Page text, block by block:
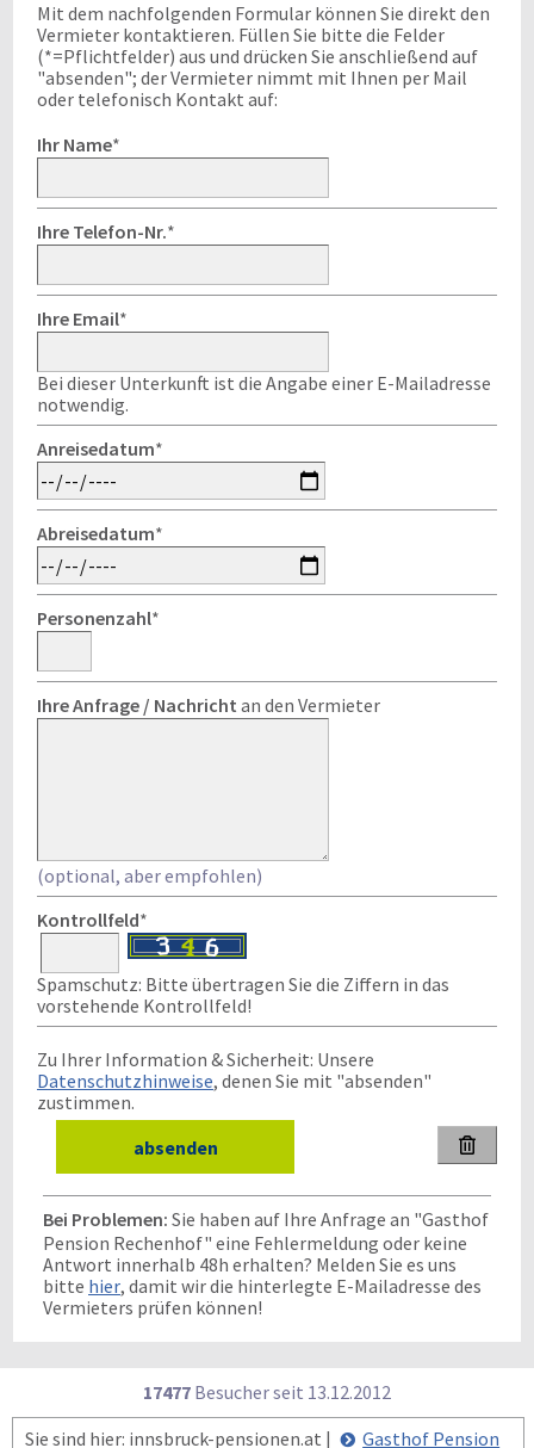
Mit dem nachfolgenden Formular können Sie direkt den
Vermieter kontaktieren. Füllen Sie bitte die Felder
(*=Pflichtfelder) aus und drücken Sie anschließend auf
"absenden"; der Vermieter nimmt mit Ihnen per Mail
oder telefonisch Kontakt auf:
Ihr Name*
Ihre Telefon-Nr.*
Ihre Email*
Bei dieser Unterkunft ist die Angabe einer E-Mailadresse
notwendig.
Anreisedatum*
Abreisedatum*
Personenzahl*
Ihre Anfrage / Nachricht an den Vermieter
(optional, aber empfohlen)
Kontrollfeld*
Spamschutz: Bitte übertragen Sie die Ziffern in das
vorstehende Kontrollfeld!
Zu Ihrer Information & Sicherheit: Unsere
Datenschutzhinweise, denen Sie mit "absenden"
zustimmen.

Bei Problemen: Sie haben auf Ihre Anfrage an "Gasthof
Pension Rechenhof" eine Fehlermeldung oder keine
Antwort innerhalb 48h erhalten? Melden Sie es uns
bitte hier, damit wir die hinterlegte E-Mailadresse des
Vermieters prüfen können!
17477 Besucher seit 13.12.2012
Sie sind hier: innsbruck-pensionen.at |
Gasthof Pension